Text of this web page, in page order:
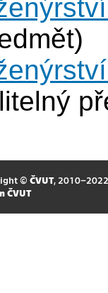
© ČVUT, 2010–2022
ČVUT